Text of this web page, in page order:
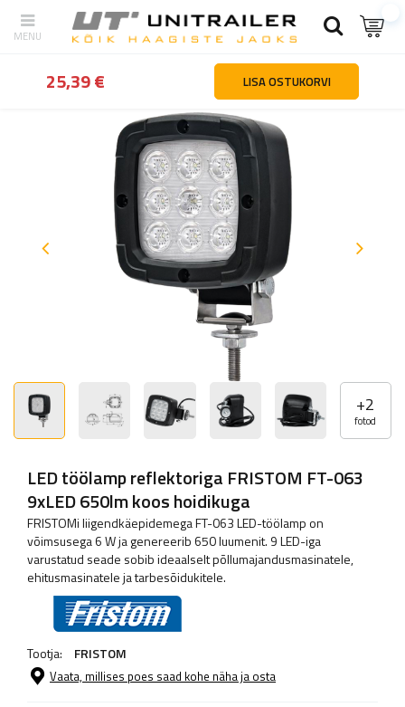
tagasi Kodu Töötuled LED töölamp
+2
fotod
LED töölamp reflektoriga FRISTOM FT-063
9xLED 650lm koos hoidikuga
FRISTOMi liigendkäepidemega FT-063 LED-töölamp on
võimsusega 6 W ja genereerib 650 luumenit. 9 LED-iga
varustatud seade sobib ideaalselt põllumajandusmasinatele,
ehitusmasinatele ja tarbesõidukitele.
Tootja: FRISTOM
Vaata, millises poes saad kohe näha ja osta
25,39 € LISA OSTUKORVI